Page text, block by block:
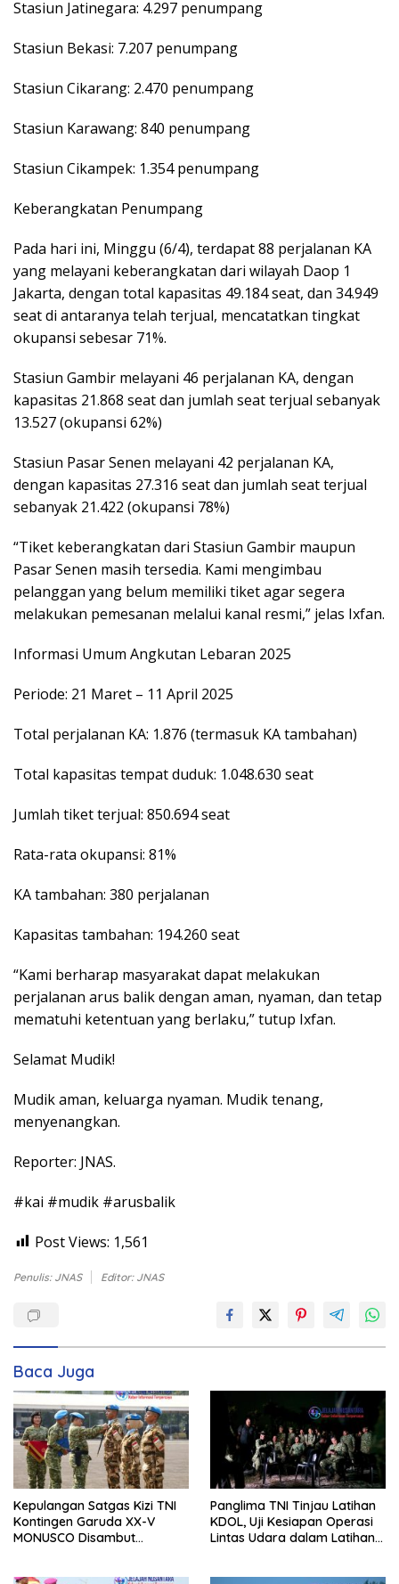
Stasiun Jatinegara: 4.297 penumpang
Stasiun Bekasi: 7.207 penumpang
Stasiun Cikarang: 2.470 penumpang
Stasiun Karawang: 840 penumpang
Stasiun Cikampek: 1.354 penumpang
Keberangkatan Penumpang
Pada hari ini, Minggu (6/4), terdapat 88 perjalanan KA
yang melayani keberangkatan dari wilayah Daop 1
Jakarta, dengan total kapasitas 49.184 seat, dan 34.949
seat di antaranya telah terjual, mencatatkan tingkat
okupansi sebesar 71%.
Stasiun Gambir melayani 46 perjalanan KA, dengan
kapasitas 21.868 seat dan jumlah seat terjual sebanyak
13.527 (okupansi 62%)
Stasiun Pasar Senen melayani 42 perjalanan KA,
dengan kapasitas 27.316 seat dan jumlah seat terjual
sebanyak 21.422 (okupansi 78%)
“Tiket keberangkatan dari Stasiun Gambir maupun
Pasar Senen masih tersedia. Kami mengimbau
pelanggan yang belum memiliki tiket agar segera
melakukan pemesanan melalui kanal resmi,” jelas Ixfan.
Informasi Umum Angkutan Lebaran 2025
Periode: 21 Maret – 11 April 2025
Total perjalanan KA: 1.876 (termasuk KA tambahan)
Total kapasitas tempat duduk: 1.048.630 seat
Jumlah tiket terjual: 850.694 seat
Rata-rata okupansi: 81%
KA tambahan: 380 perjalanan
Kapasitas tambahan: 194.260 seat
“Kami berharap masyarakat dapat melakukan
perjalanan arus balik dengan aman, nyaman, dan tetap
mematuhi ketentuan yang berlaku,” tutup Ixfan.
Selamat Mudik!
Mudik aman, keluarga nyaman. Mudik tenang,
menyenangkan.
Reporter: JNAS.
#kai #mudik #arusbalik
Post Views: 1,561
Penulis: JNAS Editor: JNAS
Baca Juga
Kepulangan Satgas Kizi TNI
Kontingen Garuda XX-V
MONUSCO Disambut
Panglima TNI Tinjau Latihan
KDOL, Uji Kesiapan Operasi
Lintas Udara dalam Latihan